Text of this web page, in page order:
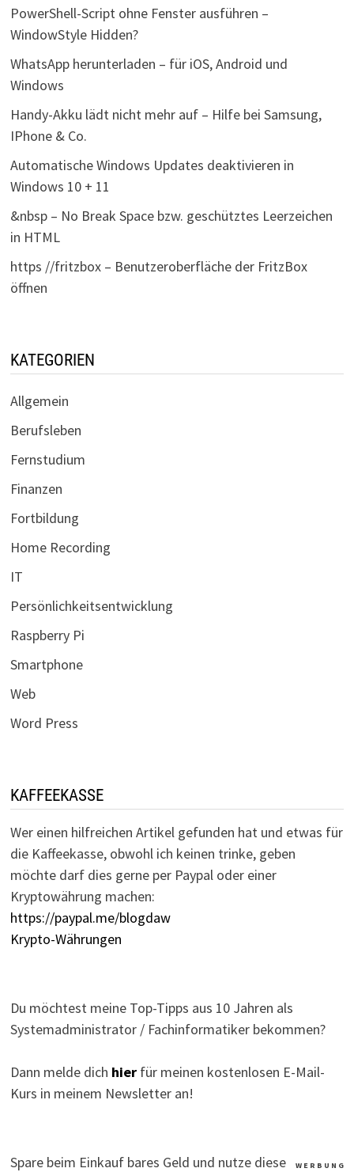
PowerShell-Script ohne Fenster ausführen –
WindowStyle Hidden?
WhatsApp herunterladen – für iOS, Android und
Windows
Handy-Akku lädt nicht mehr auf – Hilfe bei Samsung,
IPhone & Co.
Automatische Windows Updates deaktivieren in
Windows 10 + 11
&nbsp – No Break Space bzw. geschütztes Leerzeichen
in HTML
https //fritzbox – Benutzeroberfläche der FritzBox
öffnen
KATEGORIEN
Allgemein
Berufsleben
Fernstudium
Finanzen
Fortbildung
Home Recording
IT
Persönlichkeitsentwicklung
Raspberry Pi
Smartphone
Web
Word Press
KAFFEEKASSE
Wer einen hilfreichen Artikel gefunden hat und etwas für
die Kaffeekasse, obwohl ich keinen trinke, geben
möchte darf dies gerne per Paypal oder einer
Kryptowährung machen:
https://paypal.me/blogdaw
Krypto-Währungen
Du möchtest meine Top-Tipps aus 10 Jahren als
Systemadministrator / Fachinformatiker bekommen?
Dann melde dich hierfür meinen kostenlosen E-Mail-
Kurs in meinem Newsletter an!
W E R B U N G
Spare beim Einkauf bares Geld und nutze diese